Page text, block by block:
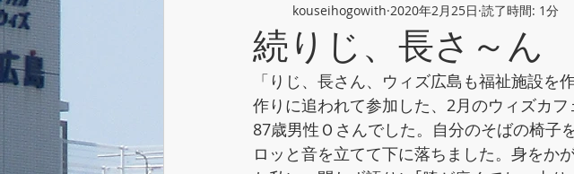
続りじ、長さ～ん
kouseihogowith 2020年2月25日 読了時間: 1分
「りじ、長さん、ウィズ広島も福祉施設
作りに追われて参加した、2月のウィズカ
87歳男性Ｏさんでした。自分のそばの椅子
ロッと音を立てて下に落ちました。身をか